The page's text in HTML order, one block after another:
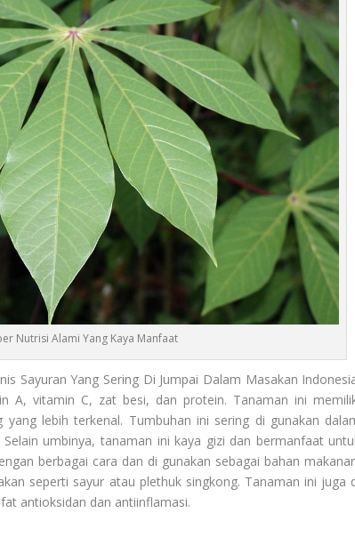
Nutrisi Alami Yang Kaya Manfaat
Sayuran Yang Sering Di Jumpai Dalam Masakan
A, vitamin C, zat besi, dan protein. Tanaman ini
lebih terkenal. Tumbuhan ini sering di gunakan
umbinya, tanaman ini kaya gizi dan bermanfaat
berbagai cara dan di gunakan sebagai bahan
seperti sayur atau plethuk singkong. Tanaman ini juga
antioksidan dan antiinflamasi.